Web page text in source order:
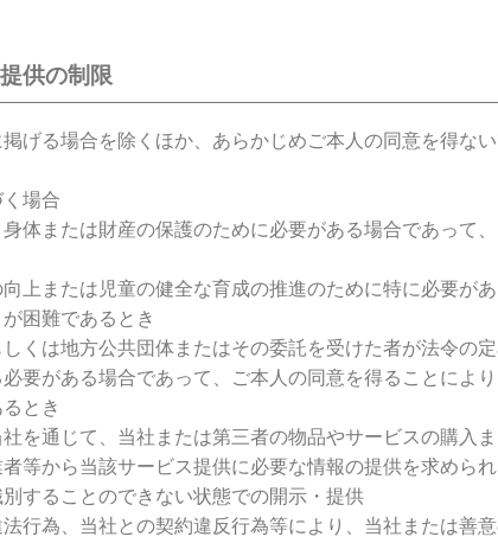
供の制限
げる場合を除くほか、あらかじめご本人の同意を得な
場合
身体または財産の保護のために必要がある場合であって
上または児童の健全な育成の推進のために特に必要が
困難であるとき
しくは地方公共団体またはその委託を受けた者が法令の
要がある場合であって、ご本人の同意を得ることによ
とき
を通じて、当社または第三者の物品やサービスの購入
等から当該サービス提供に必要な情報の提供を求めら
別することのできない状態での開示・提供
法行為、当社との契約違反行為等により、当社または善